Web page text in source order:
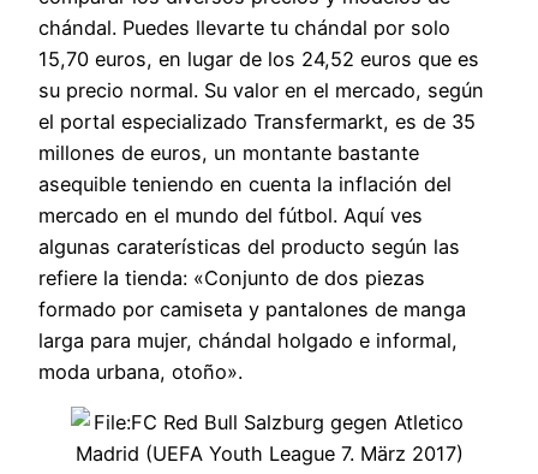
chándal. Puedes llevarte tu chándal por solo
15,70 euros, en lugar de los 24,52 euros que es
su precio normal. Su valor en el mercado, según
el portal especializado Transfermarkt, es de 35
millones de euros, un montante bastante
asequible teniendo en cuenta la inflación del
mercado en el mundo del fútbol. Aquí ves
algunas caraterísticas del producto según las
refiere la tienda: «Conjunto de dos piezas
formado por camiseta y pantalones de manga
larga para mujer, chándal holgado e informal,
moda urbana, otoño».